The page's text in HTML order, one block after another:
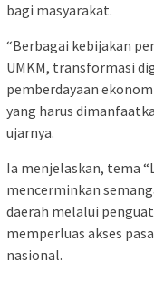
bagi masyarakat.
“Berbagai kebijakan
UMKM, transformasi
pemberdayaan
yang harus
ujarnya.
Ia menjelaskan, tema
mencerminkan
daerah melalui
memperluas akses
nasional.